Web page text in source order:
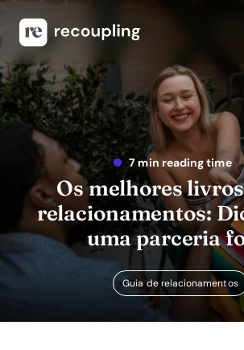
7 min reading time
Os melhores
relacionamentos:
uma parceria
Guia de relacionamentos